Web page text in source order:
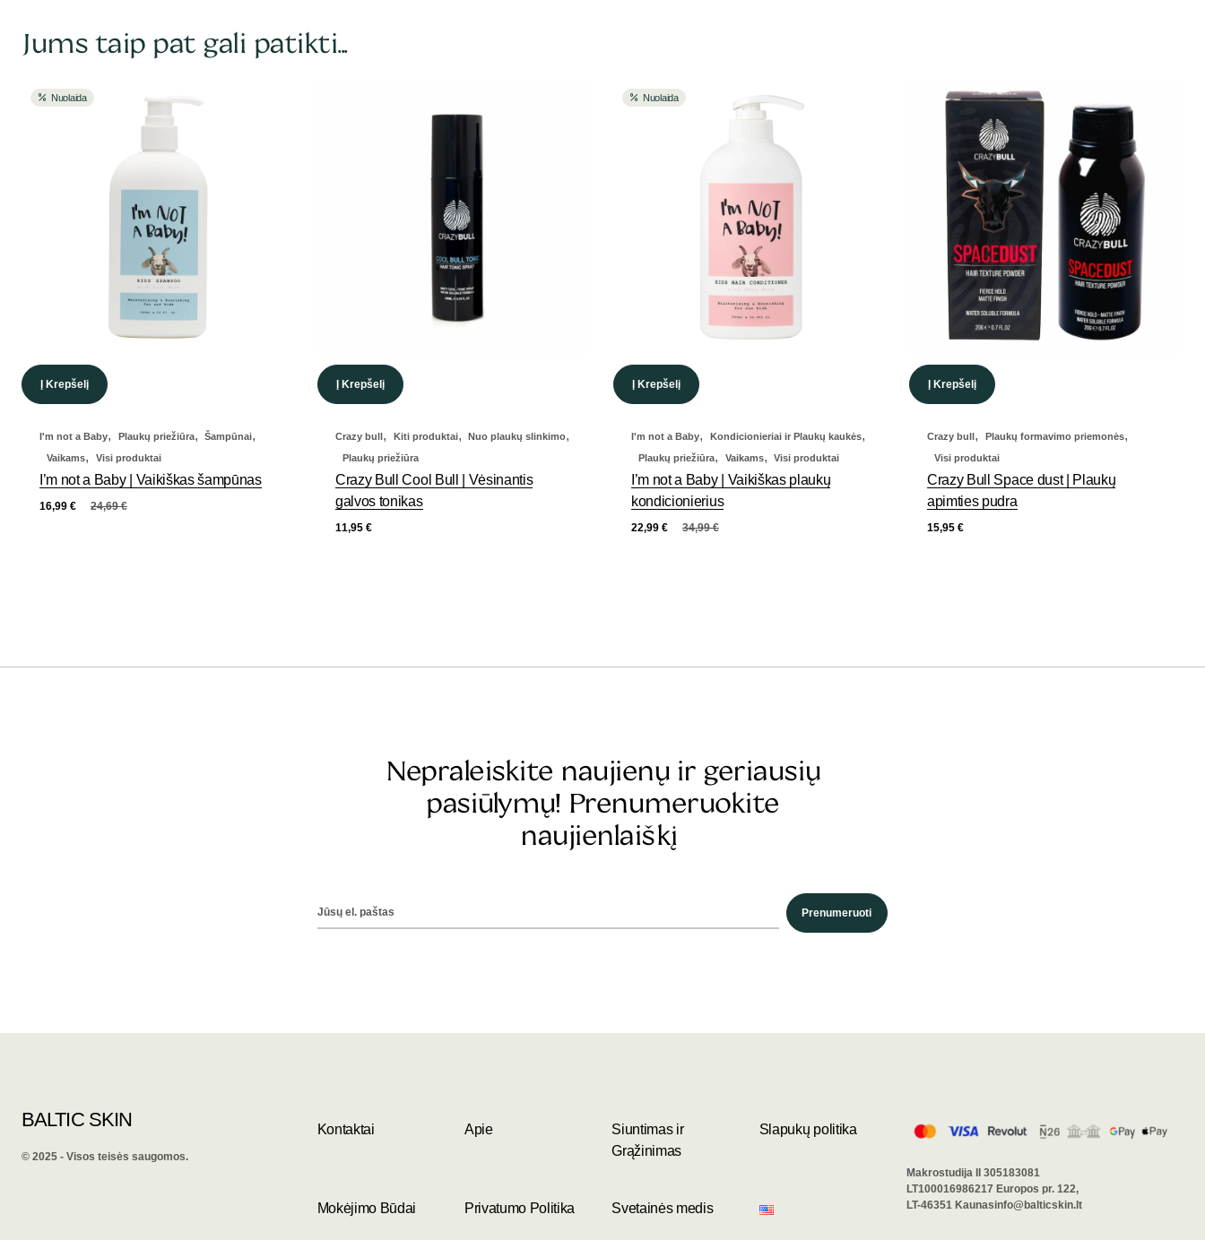
Jums taip pat gali patikti...
Nuolaida
Į Krepšelį
I'm not a Baby, Plaukų priežiūra, Šampūnai,
Vaikams, Visi produktai
I’m not a Baby | Vaikiškas šampūnas
24,69€
16,99 €
Į Krepšelį
Crazy bull , Kiti produktai, Nuo plaukų slinkimo,
Plaukų priežiūra
Crazy Bull Cool Bull | Vėsinantis
galvos tonikas
11,95 €
Nuolaida
Į Krepšelį
I'm not a Baby, Kondicionieriai ir Plaukų kaukės,
Plaukų priežiūra, Vaikams, Visi produktai
I’m not a Baby | Vaikiškas plaukų
kondicionierius
34,99€
22,99 €
Į Krepšelį
Crazy bull , Plaukų formavimo priemonės,
Visi produktai
Crazy Bull Space dust | Plaukų
apimties pudra
15,95 €
Nepraleiskite naujienų ir geriausių
pasiūlymų! Prenumeruokite
naujienlaiškį
Prenumeruoti
BALTIC SKIN
©️ 2025 - Visos teisės saugomos.
Kontaktai Apie
Siuntimas ir
Grąžinimas
Slapukų politika
Mokėjimo Būdai Privatumo Politika Svetainės medis
Makrostudija II 305183081
LT100016986217 Europos pr. 122,
LT-46351 Kaunasinfo@balticskin.lt